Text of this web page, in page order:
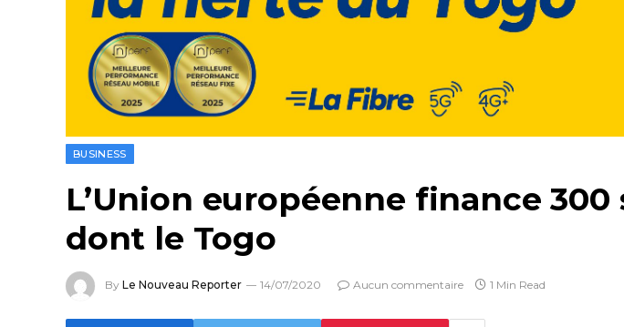
BUSINESS
L’Union européenne finance
dont le Togo
By Le Nouveau Reporter 14/07/2020 Aucun commentaire 1 Min Read